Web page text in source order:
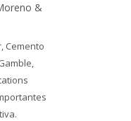
&
Cemento